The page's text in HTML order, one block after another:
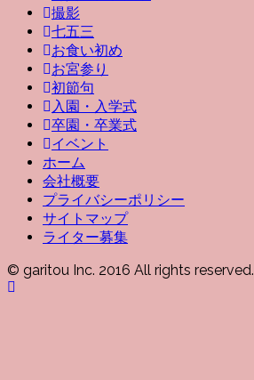
撮影
七五三
お食い初め
お宮参り
初節句
入園・入学式
卒園・卒業式
イベント
ホーム
会社概要
プライバシーポリシー
サイトマップ
ライター募集
© garitou Inc. 2016 All rights reserved.